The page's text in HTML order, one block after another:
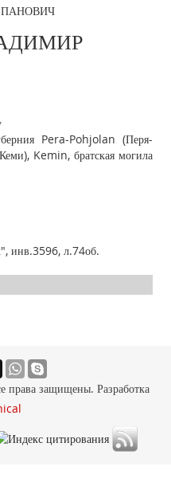
Pera-Pohjolan (Перя-
Kemin, братская могила
инв.3596, л.74об.
защищены. Разработка